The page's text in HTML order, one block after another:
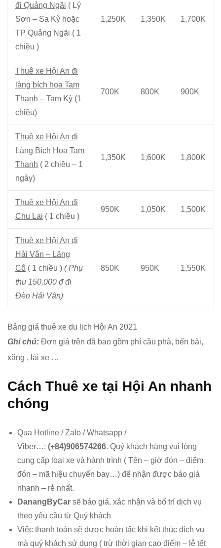
đi Quảng Ngãi ( Lý
Sơn – Sa Kỳ hoặc
TP Quảng Ngãi ( 1
chiều )
1,250K 1,350K 1,700K
Thuê xe Hội An đi
làng bích họa Tam
Thanh – Tam Kỳ (1
chiều)
700K 800K 900K
Thuê xe Hội An đi
Làng Bích Họa Tam
Thanh ( 2 chiều – 1
ngày)
1,350K 1,600K 1,800K
Thuê xe Hội An đi
Chu Lai ( 1 chiều )
950K 1,050K 1,500K
Thuê xe Hội An đi
Hải Vân – Lăng
Cô ( 1 chiều ) ( Phụ
thu 150,000 đ đi
Đèo Hải Vân)
850K 950K 1,550K
Bảng giá thuê xe du lịch Hội An 2021
Ghi chú: Đơn giá trên đã bao gồm phí cầu phà, bến bãi,
xăng , lái xe …
Cách Thuê xe tại Hội An nhanh
chóng
Qua Hotline / Zalo / Whatsapp /
Viber…: (+84)906574266. Quý khách hàng vui lòng
cung cấp loại xe và hành trình ( Tên – giờ đón – điểm
đón – mã hiệu chuyến bay…) để nhận được báo giá
nhanh – rẻ nhất.
DanangByCar sẽ báo giá, xác nhận và bố trí dịch vụ
theo yêu cầu từ Quý khách
Việc thanh toán sẽ được hoàn tấc khi kết thúc dịch vụ
mà quý khách sử dụng ( trừ thời gian cao điểm – lễ tết